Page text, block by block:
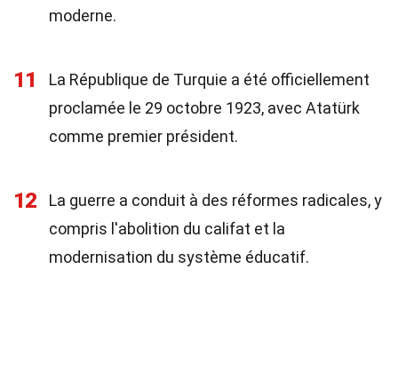
moderne.
11
La République de Turquie a été officiellement
proclamée le 29 octobre 1923, avec Atatürk
comme premier président.
12
La guerre a conduit à des réformes radicales, y
compris l'abolition du califat et la
modernisation du système éducatif.